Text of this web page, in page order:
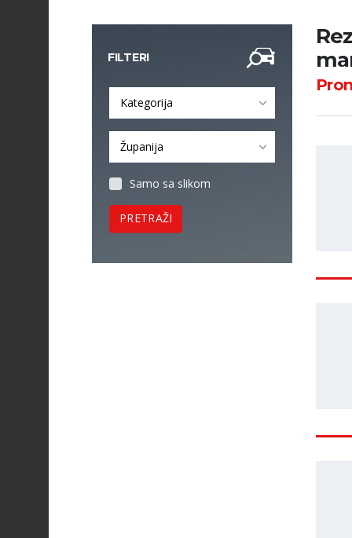
FILTERI
Kategorija
Županija
Samo sa slikom
PRETRAŽI